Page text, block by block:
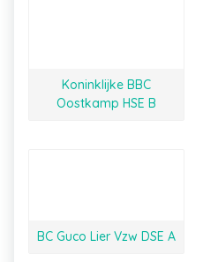
Koninklijke BBC
Oostkamp HSE B
BC Guco Lier Vzw DSE A